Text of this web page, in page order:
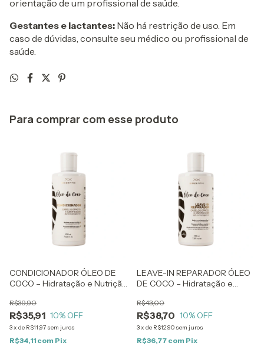
orientação de um profissional de saúde.
Gestantes e lactantes: Não há restrição de uso. Em
caso de dúvidas, consulte seu médico ou profissional de
saúde.
Para comprar com esse produto
CONDICIONADOR ÓLEO DE
COCO – Hidratação e Nutrição
Danificados – 200ml
R$35,91
R$39,90
10% OFF
3x de R$11,97 sem juros
R$34,11 com Pix
LEAVE-IN REPARADOR ÓLEO
DE COCO – Hidratação e
e Danificados – 200ml
R$38,70
R$43,00
10% OFF
3x de R$12,90 sem juros
R$36,77 com Pix